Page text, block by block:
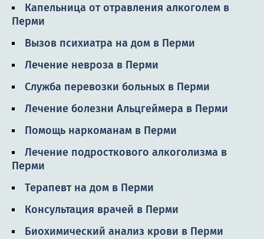
Капельница от отравления алкоголем в
Перми
Вызов психиатра на дом в Перми
Лечение невроза в Перми
Служба перевозки больных в Перми
Лечение болезни Альцгеймера в Перми
Помощь наркоманам в Перми
Лечение подросткового алкоголизма в
Перми
Терапевт на дом в Перми
Консультация врачей в Перми
Биохимический анализ крови в Перми